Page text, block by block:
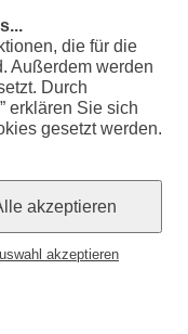
Club e.V.
die für die
Außerdem werden
Durch
erklären Sie sich
gesetzt werden.
akzeptieren
akzeptieren